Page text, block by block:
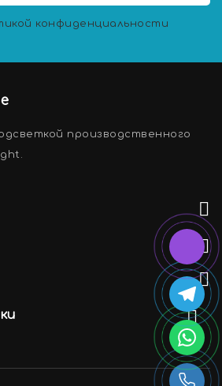
конфиденциальности
производственного